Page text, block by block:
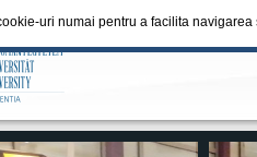
uri numai pentru a facilita